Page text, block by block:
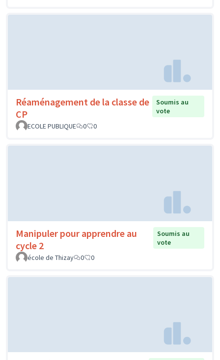
Réaménagement de la classe de
CP
Soumis au
vote
ECOLE PUBLIQUE
0 0
Manipuler pour apprendre au
cycle 2
Soumis au
vote
école de Thizay
0 0